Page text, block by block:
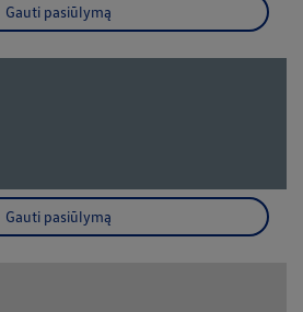
Gauti pasiūlymą
Gauti pasiūlymą